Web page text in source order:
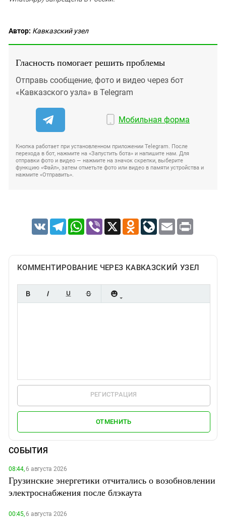
Автор: Кавказский узел
Гласность помогает решить проблемы
Отправь сообщение, фото и видео через бот
«Кавказского узла» в Telegram
Мобильная форма
Кнопка работает при установленном приложении Telegram. После
перехода в бот, нажмите на «Запустить бота» и напишите нам. Для
отправки фото и видео — нажмите на значок скрепки, выберите
функцию «Файл», затем отметьте фото или видео в памяти устройства и
нажмите «Отправить».
VK TelegramWhatsApp
Viber X Odnoklassniki
LiveJournal
Email Print
КОММЕНТИРОВАНИЕ ЧЕРЕЗ КАВКАЗСКИЙ УЗЕЛ
РЕГИСТРАЦИЯ
ОТМЕНИТЬ
СОБЫТИЯ
08:44,6 августа 2026
Грузинские энергетики отчитались о возобновлении
электроснабжения после блэкаута
00:45,6 августа 2026